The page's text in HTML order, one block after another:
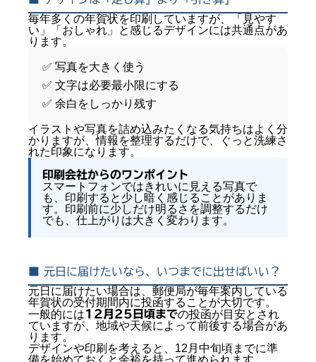
毎年多くの年賀状を印刷していますが、「見やす
い」「おしゃれ」と感じるデザインには共通点があ
ります。
✅ 写真を大きく使う
✅ 文字は必要最小限にする
✅ 余白をしっかり残す
イラストや写真を詰め込みたくなる気持ちはよく分
かりますが、情報を整理するだけで、ぐっと洗練さ
れた印象になります。
印刷会社からのワンポイント
スマートフォンではきれいに見える写真で
も、印刷すると少し暗く感じることがありま
す。印刷前に少しだけ明るさを調整するだけ
でも、仕上がりは大きく変わります。
■ 元日に届けたいなら、いつまでに出せばいい？
元日に届けたい場合は、郵便局が毎年案内している
年賀状の受付期間内に投函することが大切です。
一般的には12月25日頃までの投函が目安とされ
ていますが、地域や天候によって前後する場合があ
ります。
デザインや印刷を考えると、12月中旬頃までに準
備を始めておくと余裕を持って進められます。